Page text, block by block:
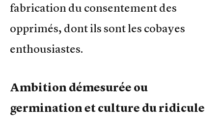
fabrication du consentement des
opprimés, dont ils sont les cobayes
enthousiastes.
Ambition démesurée ou
germination et culture du ridicule